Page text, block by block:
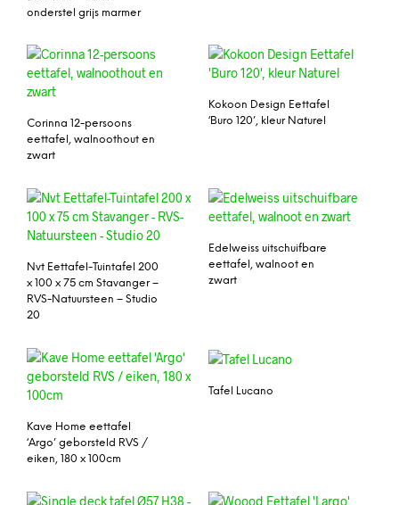
onderstel grijs marmer
Corinna 12-persoons
eettafel, walnoothout en
zwart
Kokoon Design Eettafel
‘Buro 120’, kleur Naturel
Nvt Eettafel-Tuintafel 200
x 100 x 75 cm Stavanger –
RVS-Natuursteen – Studio
20
Edelweiss uitschuifbare
eettafel, walnoot en
zwart
Kave Home eettafel
‘Argo’ geborsteld RVS /
eiken, 180 x 100cm
Tafel Lucano